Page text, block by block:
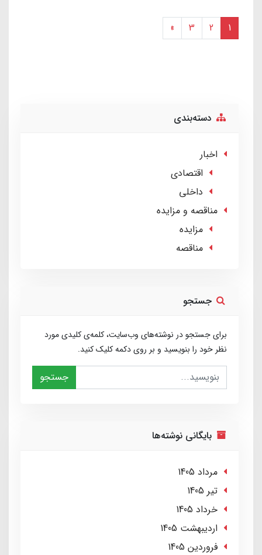
1
2
3
»
دسته‌بندی
اخبار
اقتصادی
داخلی
مناقصه و مزایده
مزایده
مناقصه
جستجو
برای جستجو در نوشته‌های وب‌سایت، کلمه‌ی کلیدی مورد
نظر خود را بنویسید و بر روی دکمه کلیک کنید.
جستجو
بایگانی نوشته‌ها
مرداد 1405
تير 1405
خرداد 1405
ارديبهشت 1405
فروردین 1405